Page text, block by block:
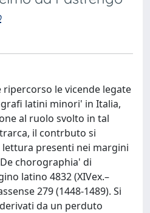
le vicende legate
latini minori' in Italia,
al ruolo svolto in tal
il contrbuto si
presenti nei margini
chorographia' di
latino 4832 (XIVex.–
279 (1448-1489). Si
da un perduto